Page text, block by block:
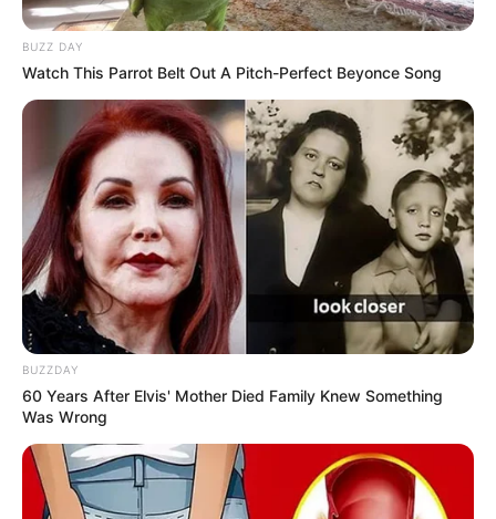
BUZZ DAY
Watch This Parrot Belt Out A Pitch-Perfect Beyonce Song
BUZZDAY
60 Years After Elvis' Mother Died Family Knew Something
Was Wrong